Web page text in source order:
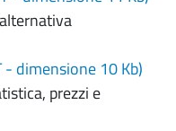
dimensione 10 Kb)
prezzi e